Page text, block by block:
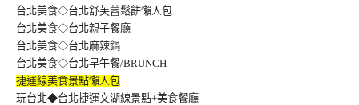
台北美食◇台北舒芙蕾鬆餅懶人包
台北美食◇台北親子餐廳
台北美食◇台北麻辣鍋
台北美食◇台北早午餐/BRUNCH
捷運線美食景點懶人包
玩台北◆台北捷運文湖線景點+美食餐廳